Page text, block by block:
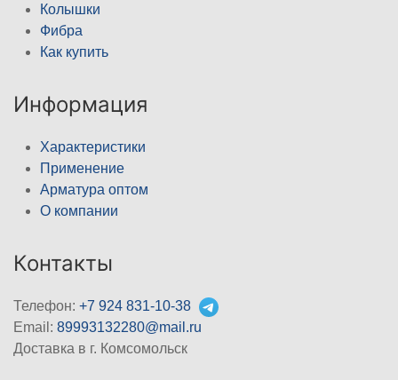
Колышки
Фибра
Как купить
Информация
Характеристики
Применение
Арматура оптом
О компании
Контакты
Телефон: +7 924 831-10-38
Email: 89993132280@mail.ru
Доставка в г. Комсомольск